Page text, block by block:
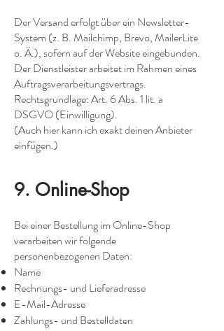
Der Versand erfolgt über ein Newsletter-
System (z. B. Mailchimp, Brevo, MailerLite
o. Ä.), sofern auf der Website eingebunden.
Der Dienstleister arbeitet im Rahmen eines
Auftragsverarbeitungsvertrags.
Rechtsgrundlage: Art. 6 Abs. 1 lit. a
DSGVO (Einwilligung).
(Auch hier kann ich exakt deinen Anbieter
einfügen.)
9. Online-Shop
Bei einer Bestellung im Online-Shop
verarbeiten wir folgende
personenbezogenen Daten:
Name
Rechnungs- und Lieferadresse
E-Mail-Adresse
Zahlungs- und Bestelldaten